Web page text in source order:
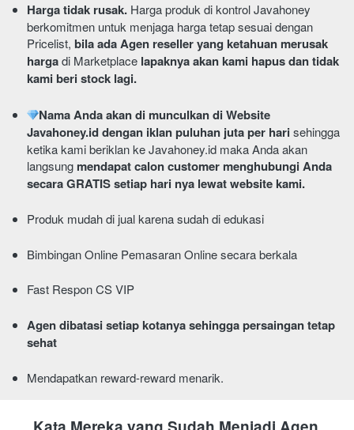
Harga tidak rusak. Harga produk di kontrol Javahoney
berkomitmen untuk menjaga harga tetap sesuai dengan
Pricelist, bila ada Agen reseller yang ketahuan merusak
harga di Marketplace lapaknya akan kami hapus dan tidak
kami beri stock lagi.
Nama Anda akan di munculkan di Website
Javahoney.id dengan iklan puluhan juta per hari sehingga
ketika kami beriklan ke Javahoney.id maka Anda akan
langsung mendapat calon customer menghubungi Anda
secara GRATIS setiap hari nya lewat website kami.
Produk mudah di jual karena sudah di edukasi
Bimbingan Online Pemasaran Online secara berkala
Fast Respon CS VIP
Agen dibatasi setiap kotanya sehingga persaingan tetap
sehat
Mendapatkan reward-reward menarik.